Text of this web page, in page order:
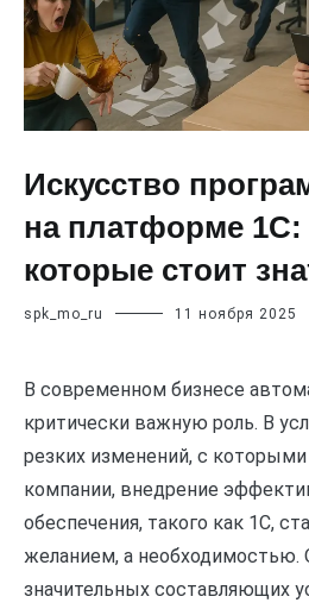
Искусство
на платформе 1С:
которые стоит
spk_mo_ru 11 ноября 2025
В современном бизнесе
критически важную роль. В
резких изменений, с
компании, внедрение
обеспечения, такого как 1С,
желанием, а необходимостью.
значительных составляющих